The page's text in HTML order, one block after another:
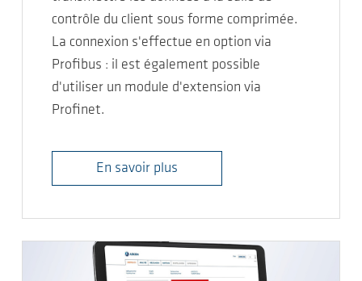
contrôle du client sous forme comprimée.
La connexion s'effectue en option via
Profibus : il est également possible
d'utiliser un module d'extension via
Profinet.
En savoir plus